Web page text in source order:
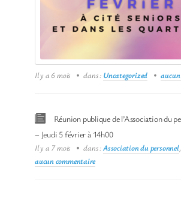
Il y a 6 mois dans : Uncategorized
Réunion publique de l’Association du
– Jeudi 5 février à 14h00
Il y a 7 mois dans :Association du personnel
aucun commentaire